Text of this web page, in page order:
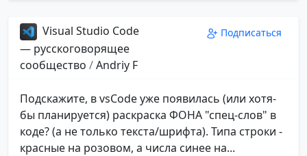
Visual Studio Code
— русскоговорящее
сообщество /Andriy F
Подписаться
Подскажите, в vsCode уже появилась (или хотя-
бы планируется) раскраска ФОНА "спец-слов" в
коде? (а не только текста/шрифта). Типа строки -
красные на розовом, а числа синее на...